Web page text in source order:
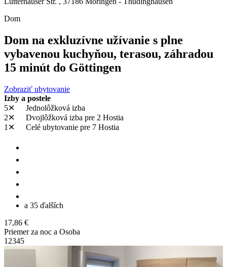
Dom
Dom na exkluzívne užívanie s plne
vybavenou kuchyňou, terasou, záhradou
15 minút do Göttingen
Zobraziť ubytovanie
Izby a postele
5✕
Jednolôžková izba
2✕
Dvojlôžková izba pre 2 Hostia
1✕
Celé ubytovanie pre 7 Hostia
a 35 ďalších
17,86 €
Priemer za noc a Osoba
1 2345